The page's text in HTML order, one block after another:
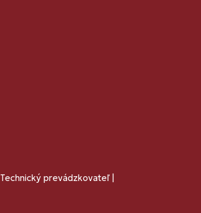
Technický prevádzkovateľ|